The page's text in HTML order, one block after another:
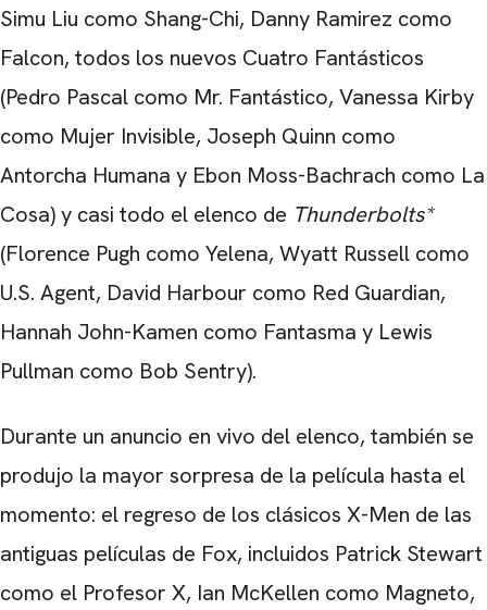
Simu Liu como Shang-Chi, Danny Ramirez como
Falcon, todos los nuevos Cuatro Fantásticos
(Pedro Pascal como Mr. Fantástico, Vanessa Kirby
como Mujer Invisible, Joseph Quinn como
Antorcha Humana y Ebon Moss-Bachrach como La
Cosa) y casi todo el elenco de Thunderbolts*
(Florence Pugh como Yelena, Wyatt Russell como
U.S. Agent, David Harbour como Red Guardian,
Hannah John-Kamen como Fantasma y Lewis
Pullman como Bob Sentry).
Durante un anuncio en vivo del elenco, también se
produjo la mayor sorpresa de la película hasta el
momento: el regreso de los clásicos X-Men de las
antiguas películas de Fox, incluidos Patrick Stewart
como el Profesor X, Ian McKellen como Magneto,